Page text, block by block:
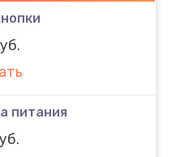
питания